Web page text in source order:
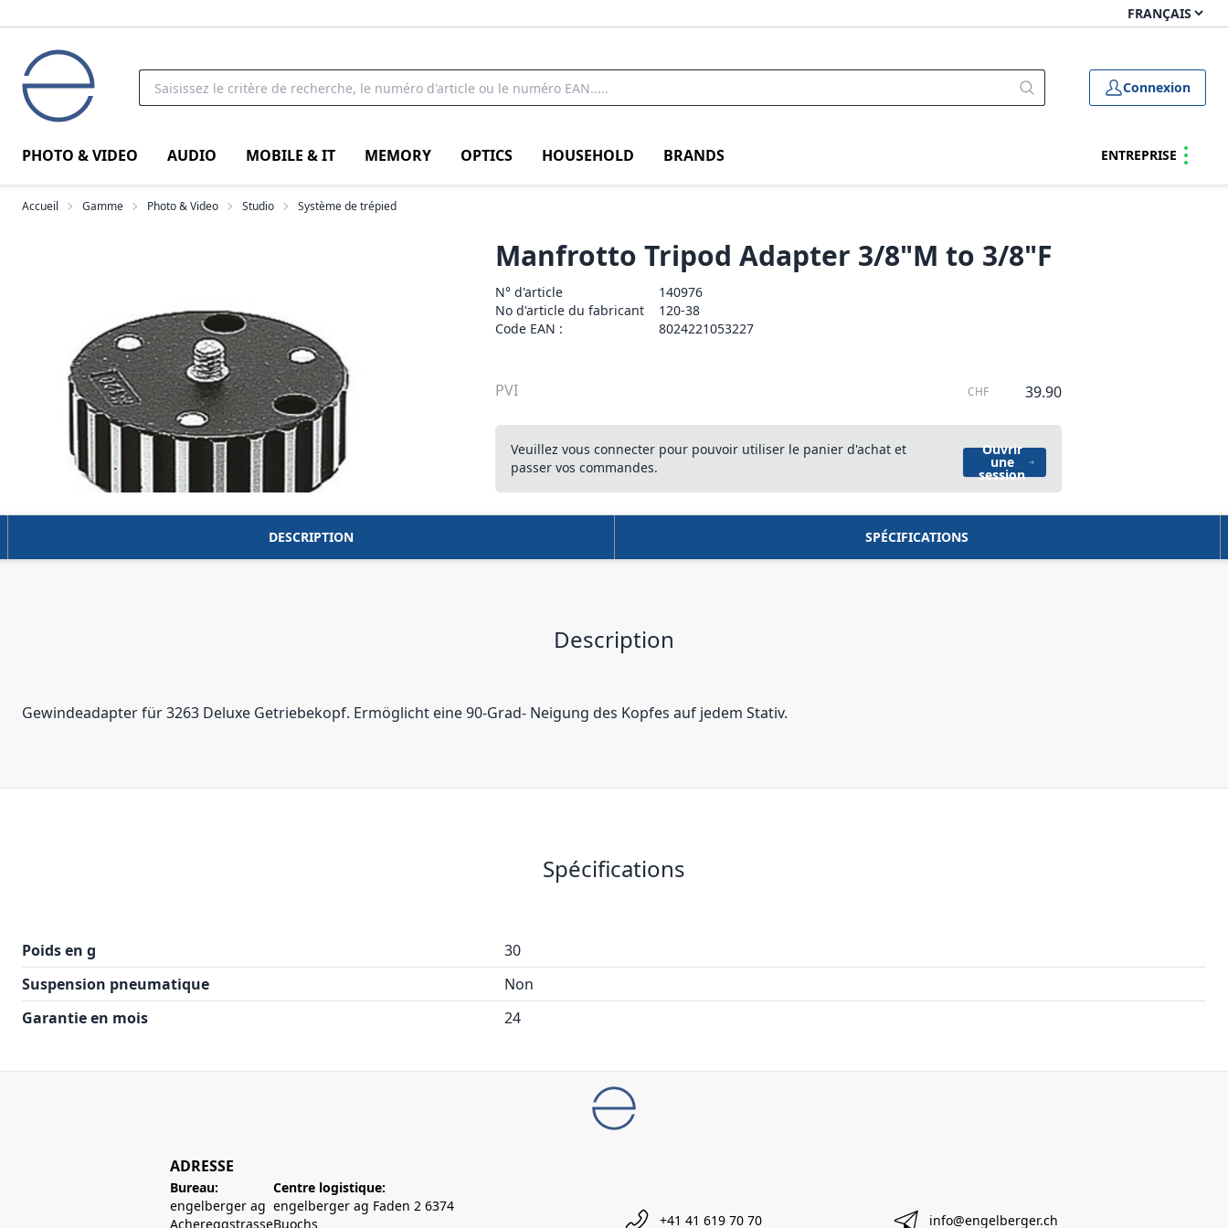
Connexion
PHOTO & VIDEO AUDIO MOBILE & IT MEMORY OPTICS HOUSEHOLD BRANDS ENTREPRISE
Accueil Gamme Photo & Video Studio Système de trépied
Manfrotto Tripod Adapter 3/8"M to 3/8"F
N° d'article
140976
No d'article du fabricant
120-38
Code EAN :
8024221053227
PVI CHF 39.90
Veuillez vous connecter pour pouvoir utiliser le panier d'achat et
passer vos commandes.
Ouvrir
une
session
DESCRIPTION SPÉCIFICATIONS
Description
Gewindeadapter für 3263 Deluxe Getriebekopf. Ermöglicht eine 90-Grad- Neigung des Kopfes auf jedem Stativ.
Spécifications
Poids en g
30
Suspension pneumatique
Non
Garantie en mois
24
ADRESSE
Bureau:
engelberger ag
Achereggstrasse
Centre logistique:
engelberger ag Faden 2 6374
Buochs
+41 41 619 70 70 info@engelberger.ch